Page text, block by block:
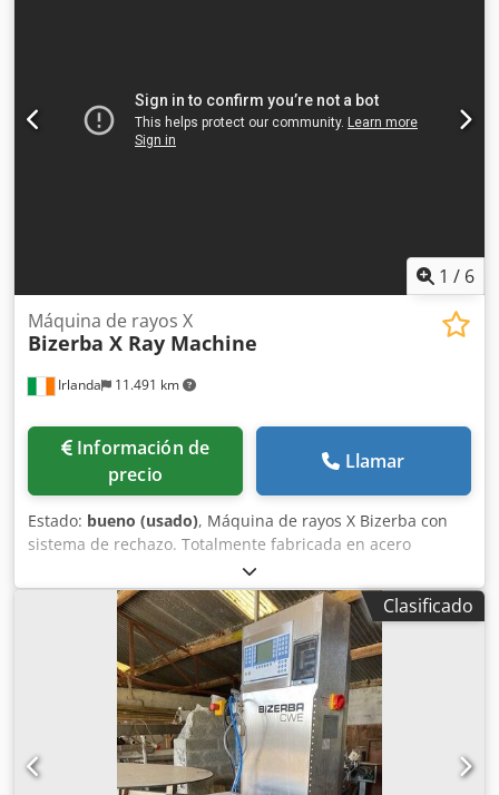
1 / 6
Irlanda 11.491 km
Máquina de rayos X
Bizerba X Ray Machine
Información de
precio
Llamar
Estado: bueno (usado), Máquina de rayos X Bizerba con
sistema de rechazo. Totalmente fabricada en acero
inoxidable. Pruebas realizadas con cuerpos de prueba
certificados: metales no ferrosos, acero inoxidable y
metales ferrosos. La unidad dispone opcionalmente de
monitor Gamma Red Eye G20-10. En uso diario.
Dcedpeyivgqofx Ai Sek
Clasificado